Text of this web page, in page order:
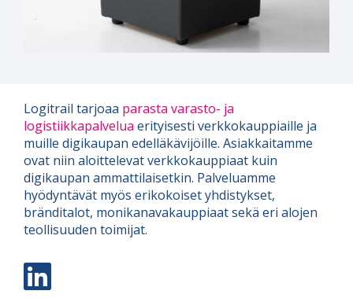
Logitrail tarjoaa parasta varasto- ja
logistiikkapalvelua erityisesti verkkokauppiaille ja
muille digikaupan edelläkävijöille. Asiakkaitamme
ovat niin aloittelevat verkkokauppiaat kuin
digikaupan ammattilaisetkin. Palveluamme
hyödyntävät myös erikokoiset yhdistykset,
bränditalot, monikanavakauppiaat sekä eri alojen
teollisuuden toimijat.
